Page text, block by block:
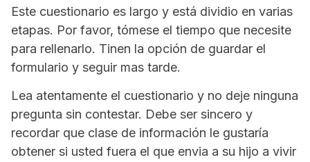
Este cuestionario es largo y está dividio en varias
etapas. Por favor, tómese el tiempo que necesite
para rellenarlo. Tinen la opción de guardar el
formulario y seguir mas tarde.
Lea atentamente el cuestionario y no deje ninguna
pregunta sin contestar. Debe ser sincero y
recordar que clase de información le gustaría
obtener si usted fuera el que envia a su hijo a vivir